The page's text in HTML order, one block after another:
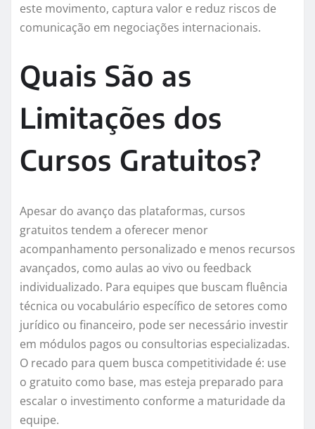
este movimento, captura valor e reduz riscos de
comunicação em negociações internacionais.
Quais São as
Limitações dos
Cursos Gratuitos?
Apesar do avanço das plataformas, cursos
gratuitos tendem a oferecer menor
acompanhamento personalizado e menos recursos
avançados, como aulas ao vivo ou feedback
individualizado. Para equipes que buscam fluência
técnica ou vocabulário específico de setores como
jurídico ou financeiro, pode ser necessário investir
em módulos pagos ou consultorias especializadas.
O recado para quem busca competitividade é: use
o gratuito como base, mas esteja preparado para
escalar o investimento conforme a maturidade da
equipe.